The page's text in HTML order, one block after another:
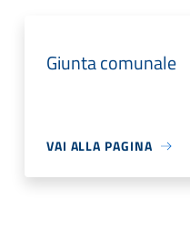
Giunta comunale
VAI ALLA PAGINA